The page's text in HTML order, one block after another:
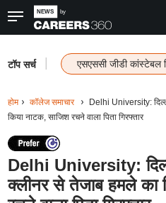
टॉप सर्च एसएससी जीडी कांस्टेबल
होम कॉलेज समाचार
Delhi University:
किया नाटक, साजिश रचने वाला पिता गिरफ्तार
Delhi University:
क्लीनर से तेजाब हमले का